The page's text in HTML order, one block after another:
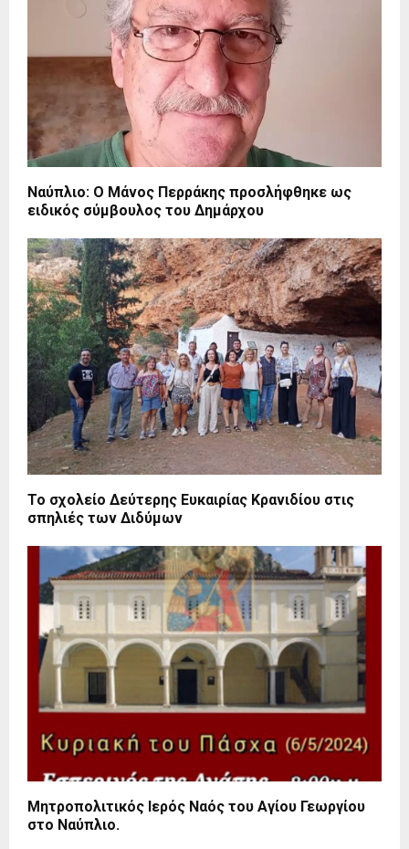
Ναύπλιο: Ο Μάνος Περράκης προσλήφθηκε ως
ειδικός σύμβουλος του Δημάρχου
Το σχολείο Δεύτερης Ευκαιρίας Κρανιδίου στις
σπηλιές των Διδύμων
Μητροπολιτικός Ιερός Ναός του Αγίου Γεωργίου
στο Ναύπλιο.